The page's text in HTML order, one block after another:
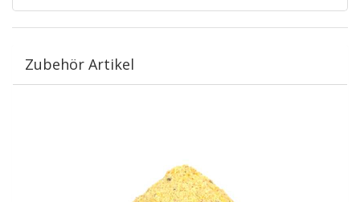
Zubehör Artikel